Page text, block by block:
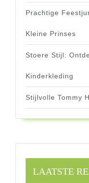
Prachtige
Kleine Prinses
Stoere Stijl:
Kinderkleding
Stijlvolle Tommy
LAATSTE